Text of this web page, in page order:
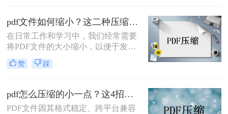
怎么缩小免费呢？本文将介绍四种免
费且实用的方法，帮助你轻松缩小扫
描后的PDF文件。
pdf文件如何缩小？这二种压缩方法很好用！
在日常工作和学习中，我们经常需要
将PDF文件的大小缩小，以便于发送
邮件、上传到云存储或满足特定平台
的要求。那么pdf文件如何缩小呢？本
文件大小，帮助您轻松应对这些需
求。
赞 踩
pdf怎么压缩的小一点？这4招让你轻松压缩!
PDF文件因其格式稳定、跨平台兼容